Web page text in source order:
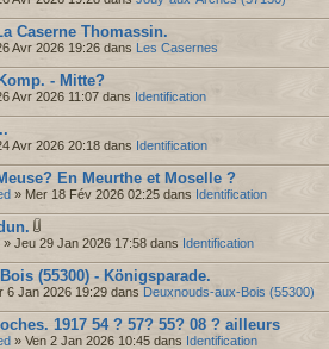
Caserne Thomassin.
Avr 2026 19:26 dans Les Casernes
- Mitte?
Avr 2026 11:07 dans Identification
Avr 2026 20:18 dans Identification
En Meurthe et Moselle ?
» Mer 18 Fév 2026 02:25 dans Identification
» Jeu 29 Jan 2026 17:58 dans Identification
(55300) - Königsparade.
6 Jan 2026 19:29 dans Deuxnouds-aux-Bois (55300)
1917 54 ? 57? 55? 08 ? ailleurs
» Ven 2 Jan 2026 10:45 dans Identification